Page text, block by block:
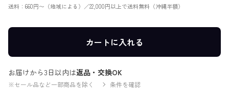
送料：660円〜（地域による）／22,000円以上で送料無料（沖縄半額）
カートに入れる
お届けから3日以内は返品・交換OK
※セール品など一部商品を除く 条件を確認